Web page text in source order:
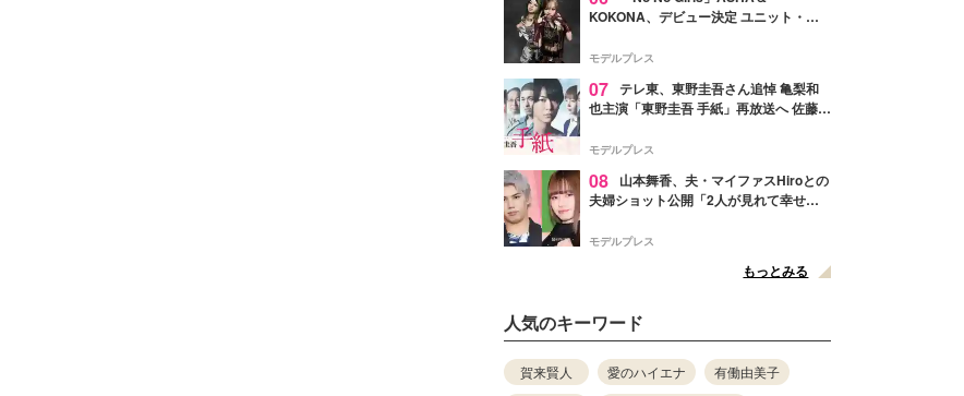
KOKONA、デビュー決定 ユニット・
リリースへ
モデルプレス
07 テレ東、東野圭吾さん追悼 亀梨和
也主演「東野圭吾 手紙」再放送へ 佐藤隆
モデルプレス
08
山本舞香、夫・マイファスHiroとの
夫婦ショット公開「2人が見れて幸せ」
モデルプレス
もっとみる
人気のキーワード
賀来賢人 愛のハイエナ
有働由美子